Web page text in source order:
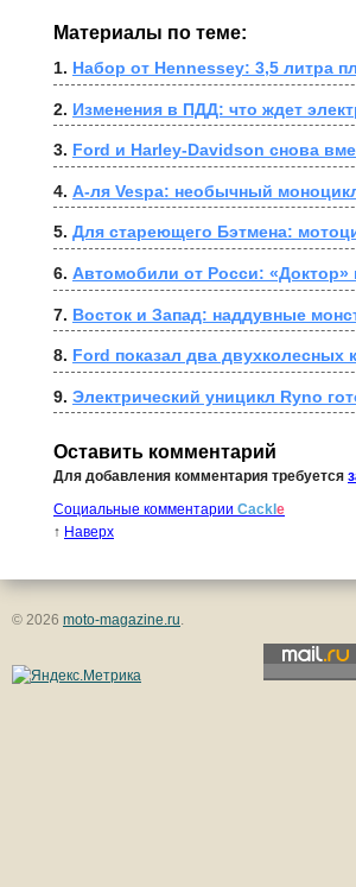
Материалы по теме:
1. Набор от Hennessey: 3,5 литра
2. Изменения в ПДД: что ждет
3. Ford и Harley-Davidson снова
4. А-ля Vespa: необычный
5. Для стареющего Бэтмена:
6. Автомобили от Росси: «Доктор»
7. Восток и Запад: наддувные
8. Ford показал два двухколесных
9. Электрический уницикл Ryno
Оставить комментарий
Для добавления комментария требуется
Социальные комментарии Cackl e
↑ Наверх
© 2026 moto-magazine.ru.